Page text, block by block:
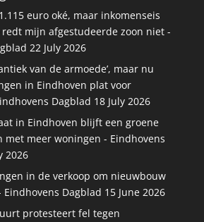
euro oké, maar inkomenseis
redt mijn afgestudeerde zoon niet -
22 July 2026
van de armoede’, maar nu
in Eindhoven plat voor
Dagblad 18 July 2026
in Eindhoven blijft een groene
met meer woningen - Eindhovens
2026
in de verkoop om nieuwbouw
Dagblad 15 June 2026
protesteert fel tegen